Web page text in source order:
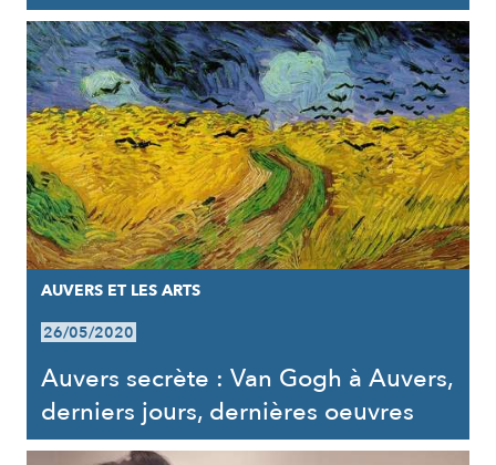
AUVERS ET LES ARTS
26/05/2020
Auvers secrète : Van Gogh à Auvers,
derniers jours, dernières oeuvres